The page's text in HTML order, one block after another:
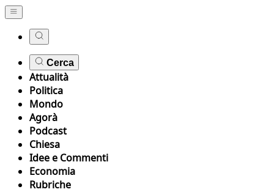
Cerca
Attualità
Politica
Mondo
Agorà
Podcast
Chiesa
Idee e Commenti
Economia
Rubriche